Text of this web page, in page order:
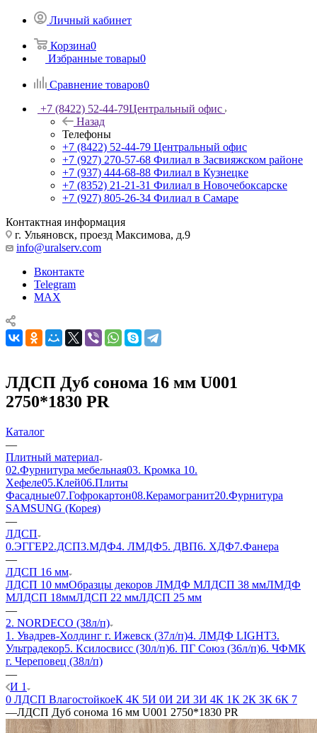
Личный кабинет
Корзина0
Избранные товары0
Сравнение товаров0
+7 (8422) 52-44-79Центральный офис
Назад
Телефоны
+7 (8422) 52-44-79 Центральный офис
+7 (927) 270-57-68 Филиал в Засвияжском районе
+7 (937) 444-68-88 Филиал в Кузнецке
+7 (8352) 21-21-31 Филиал в Новочебоксарске
+7 (927) 805-26-34 Филиал в Самаре
Контактная информация
г. Ульяновск, проезд Максимова, д.9
info@uralserv.com
Вконтакте
Telegram
MAX
ЛДСП Дуб сонома 16 мм U001
2750*1830 PR
Каталог
—
Плитный материал
02.Фурнитура мебельная03. Кромка 10.
Хефеле05.Клей06.Плиты
Фасадные07.Гофрокартон08.Керамогранит20.Фурнитура
SAMSUNG (Корея)
—
ЛДСП
0.ЭГГЕР2.ДСП3.МДФ4. ЛМДФ5. ДВП6. ХДФ7.Фанера
—
ЛДСП 16 мм
ЛДСП 10 ммОбразцы декоров ЛМДФ МЛДСП 38 ммЛМДФ
МЛДСП 18ммЛДСП 22 ммЛДСП 25 мм
—
2. NORDECO (38л/п)
1. Увадрев-Холдинг г. Ижевск (37л/п)4. ЛМДФ LIGHT3.
Ультрадекор5. Ксилосвисс (30л/п)6. ПГ Союз (36л/п)6. ЧФМК
г. Череповец (38л/п)
—
И 1
0 ЛДСП ВлагостойкоеК 4К 5И 0И 2И 3И 4К 1К 2К 3К 6К 7
—ЛДСП Дуб сонома 16 мм U001 2750*1830 PR